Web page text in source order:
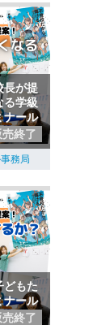
長が提
る学級
ナール
売終了
務局
どもた
ナール
売終了